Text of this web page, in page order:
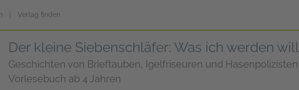
Verlag finden
Der kleine Siebenschläfer: Was ich werden will
Geschichten von Brieftauben, Igelfriseuren und Hasenpolizisten |
Vorlesebuch ab 4 Jahren